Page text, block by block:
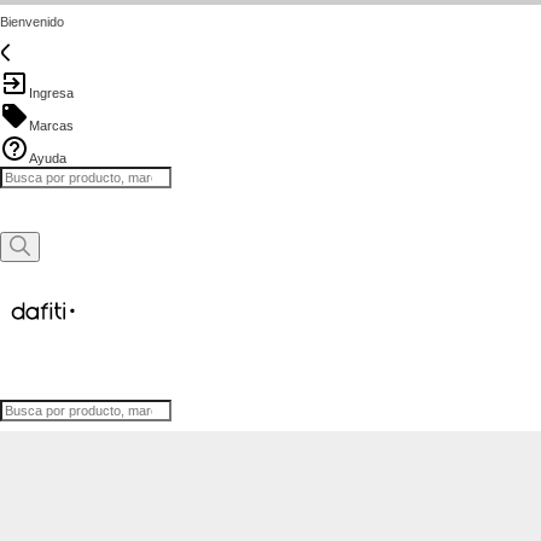
Bienvenido
Ingresa
Marcas
Ayuda